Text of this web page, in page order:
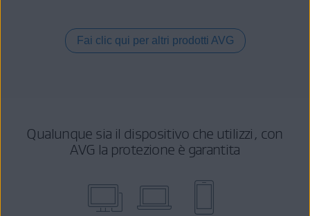
Fai clic qui per altri prodotti AVG
Qualunque sia il dispositivo che utilizzi, con
AVG la protezione è garantita